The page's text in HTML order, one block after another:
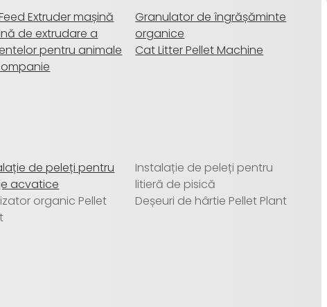
Extruder mașină
de extrudare a
pentru animale
Granulator de îngrășăminte
organice
Cat Litter Pellet Machine
de peleți pentru
acvatice
organic Pellet
Instalație de peleți pentru
litieră de pisică
Deșeuri de hârtie Pellet Plant